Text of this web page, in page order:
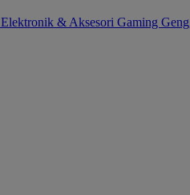
Elektronik & Aksesori Gaming